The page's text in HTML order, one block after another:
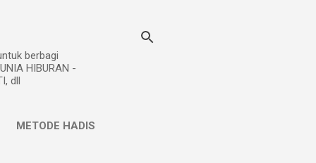
berbagi
HIBURAN -
dll
METODE HADIS